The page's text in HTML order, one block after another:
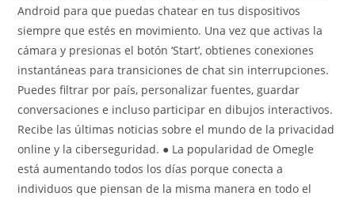
Android para que puedas chatear en tus dispositivos
siempre que estés en movimiento. Una vez que activas la
cámara y presionas el botón ‘Start’, obtienes conexiones
instantáneas para transiciones de chat sin interrupciones.
Puedes filtrar por país, personalizar fuentes, guardar
conversaciones e incluso participar en dibujos interactivos.
Recibe las últimas noticias sobre el mundo de la privacidad
online y la ciberseguridad. ● La popularidad de Omegle
está aumentando todos los días porque conecta a
individuos que piensan de la misma manera en todo el